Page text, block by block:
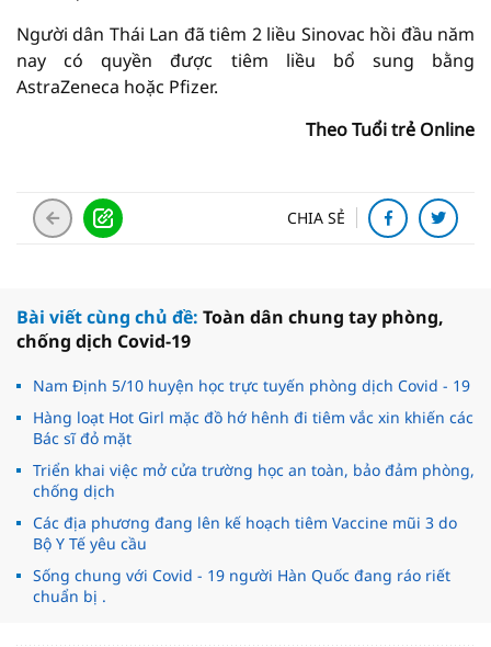
Người dân Thái Lan đã tiêm 2 liều Sinovac hồi đầu năm
nay có quyền được tiêm liều bổ sung bằng
AstraZeneca hoặc Pfizer.
Theo Tuổi trẻ Online
CHIA SẺ
Bài viết cùng chủ đề: Toàn dân chung tay phòng,
chống dịch Covid-19
Nam Định 5/10 huyện học trực tuyến phòng dịch Covid - 19
Hàng loạt Hot Girl mặc đồ hớ hênh đi tiêm vắc xin khiến các
Bác sĩ đỏ mặt
Triển khai việc mở cửa trường học an toàn, bảo đảm phòng,
chống dịch
Các địa phương đang lên kế hoạch tiêm Vaccine mũi 3 do
Bộ Y Tế yêu cầu
Sống chung với Covid - 19 người Hàn Quốc đang ráo riết
chuẩn bị .